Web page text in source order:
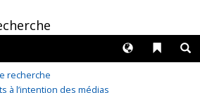
Liens
Langues
recherche
à l’intention des médias